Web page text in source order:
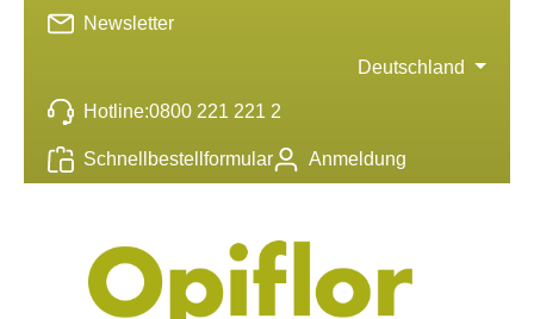
springen
Hotline:0800 221 221 2
Schnellbestellformular Anmeldung
Newsletter
Deutschland